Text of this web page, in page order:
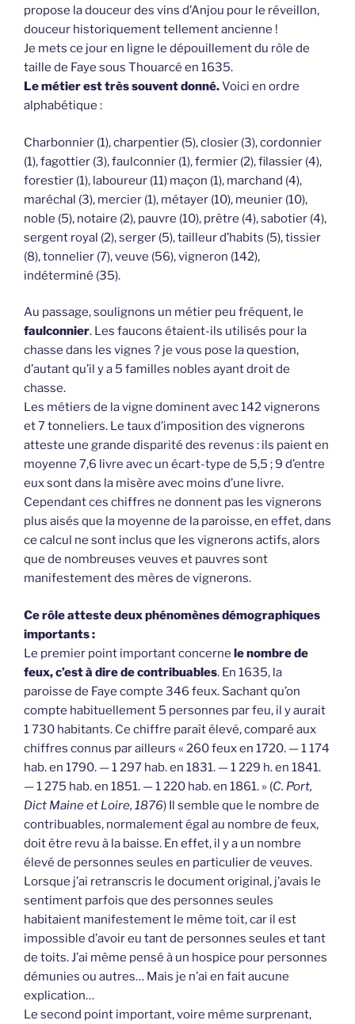
propose la douceur des vins d’Anjou pour le réveillon,
douceur historiquement tellement ancienne !
Je mets ce jour en ligne le dépouillement du rôle de
taille de Faye sous Thouarcé en 1635.
Le métier est très souvent donné.Voici en ordre
alphabétique :
Charbonnier (1), charpentier (5), closier (3), cordonnier
(1), fagottier (3), faulconnier (1), fermier (2), filassier (4),
forestier (1), laboureur (11) maçon (1), marchand (4),
maréchal (3), mercier (1), métayer (10), meunier (10),
noble (5), notaire (2), pauvre (10), prêtre (4), sabotier (4),
sergent royal (2), serger (5), tailleur d’habits (5), tissier
(8), tonnelier (7), veuve (56), vigneron (142),
indéterminé (35).
Au passage, soulignons un métier peu fréquent, le
faulconnier. Les faucons étaient-ils utilisés pour la
chasse dans les vignes ? je vous pose la question,
d’autant qu’il y a 5 familles nobles ayant droit de
chasse.
Les métiers de la vigne dominent avec 142 vignerons
et 7 tonneliers. Le taux d’imposition des vignerons
atteste une grande disparité des revenus : ils paient en
moyenne 7,6 livre avec un écart-type de 5,5 ; 9 d’entre
eux sont dans la misère avec moins d’une livre.
Cependant ces chiffres ne donnent pas les vignerons
plus aisés que la moyenne de la paroisse, en effet, dans
ce calcul ne sont inclus que les vignerons actifs, alors
que de nombreuses veuves et pauvres sont
manifestement des mères de vignerons.
Ce rôle atteste deux phénomènes démographiques
importants :
Le premier point important concerne le nombre de
feux, c’est à dire de contribuables. En 1635, la
paroisse de Faye compte 346 feux. Sachant qu’on
compte habituellement 5 personnes par feu, il y aurait
1 730 habitants. Ce chiffre paraît élevé, comparé aux
chiffres connus par ailleurs « 260 feux en 1720. — 1 174
hab. en 1790. — 1 297 hab. en 1831. — 1 229 h. en 1841.
— 1 275 hab. en 1851. — 1 220 hab. en 1861. » (C. Port,
Dict Maine et Loire, 1876) Il semble que le nombre de
contribuables, normalement égal au nombre de feux,
doit être revu à la baisse. En effet, il y a un nombre
élevé de personnes seules en particulier de veuves.
Lorsque j’ai retranscris le document original, j’avais le
sentiment parfois que des personnes seules
habitaient manifestement le même toit, car il est
impossible d’avoir eu tant de personnes seules et tant
de toits. J’ai même pensé à un hospice pour personnes
démunies ou autres… Mais je n’ai en fait aucune
explication…
Le second point important, voire même surprenant,